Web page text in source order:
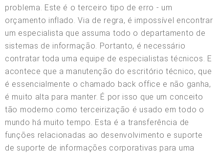
problema. Este é o terceiro tipo de erro - um
orçamento inflado. Via de regra, é impossível encontrar
um especialista que assuma todo o departamento de
sistemas de informação. Portanto, é necessário
contratar toda uma equipe de especialistas técnicos. E
acontece que a manutenção do escritório técnico, que
é essencialmente o chamado back office e não ganha,
é muito alta para manter. É por isso que um conceito
tão moderno como terceirização é usado em todo o
mundo há muito tempo. Esta é a transferência de
funções relacionadas ao desenvolvimento e suporte
de suporte de informações corporativas para uma